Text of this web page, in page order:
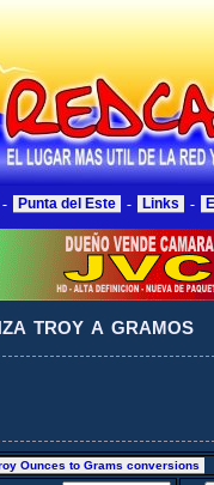
- Punta del Este - Links -
troy a gramos
Ounces to Grams conversions